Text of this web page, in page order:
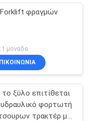
φραγμών
μονάδα
ξύλο επιτίθεται
φορτωτή
τρακτέρ με